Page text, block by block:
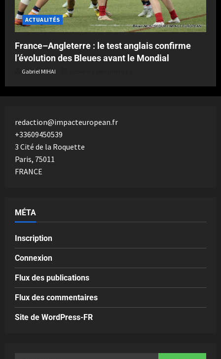
ACTUALITÉS
France–Angleterre : le test anglais confirme
l’évolution des Bleues avant le Mondial
Gabriel MIHAI
redaction@impacteuropean.fr
+33609450539
3 Cité de la Roquette
Paris, 75011
FRANCE
MÉTA
Inscription
Connexion
Flux des publications
Flux des commentaires
Site de WordPress-FR